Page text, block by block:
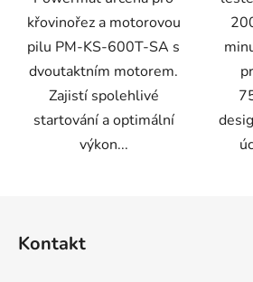
křovinořez a motorovou
pilu PM-KS-600T-SA s
dvoutaktním motorem.
Zajistí spolehlivé
startování a optimální
výkon...
Kontakt